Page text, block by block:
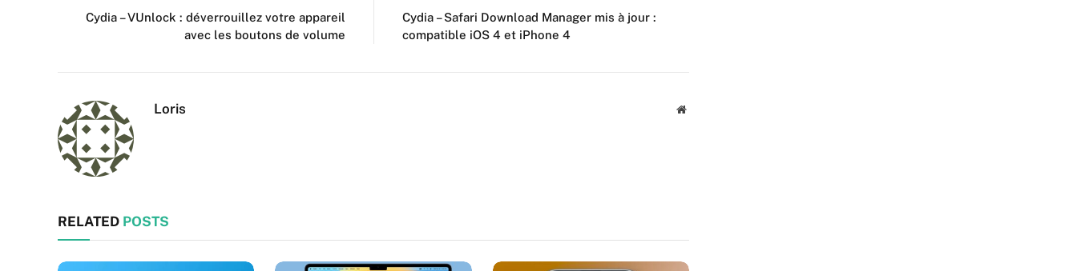
Cydia – VUnlock : déverrouillez votre appareil
avec les boutons de volume
Cydia – Safari Download Manager mis à jour :
compatible iOS 4 et iPhone 4
Loris Website
RELATED POSTS